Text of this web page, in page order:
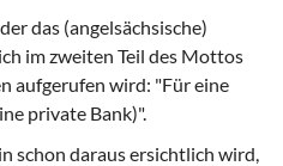
das (angelsächsische)
im zweiten Teil des Mottos
aufgerufen wird: "Für eine
private Bank)".
schon daraus ersichtlich wird,